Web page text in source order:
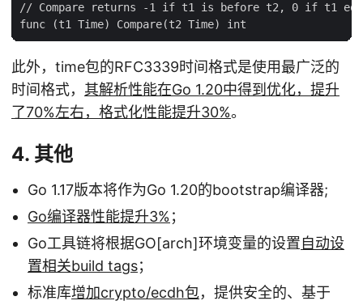
// Compare returns -1 if t1 is before t2, 0 if t1
此外，time包的RFC3339时间格式是使用最广泛的
时间格式， 其解析性能在Go 1.20中得到优化，提升
了70%左右，格式化性能提升30%。
4. 其他
Go 1.17版本将作为Go 1.20的bootstrap编译器;
Go编译器性能提升3% ；
Go工具链将根据GO[arch]环境变量的设置自动设
置相关build tags；
标准库增加crypto/ecdh包，提供安全的、基于